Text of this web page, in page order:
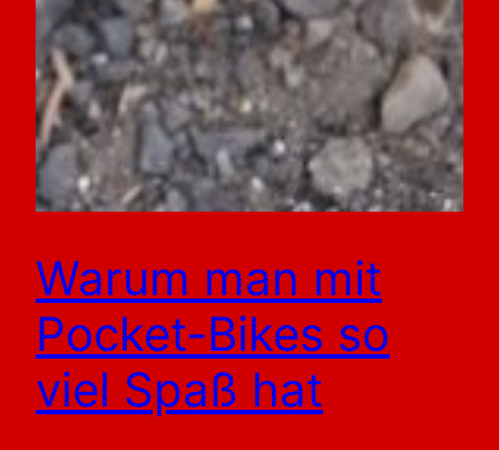
Warum man mit
Pocket-Bikes so
viel Spaß hat